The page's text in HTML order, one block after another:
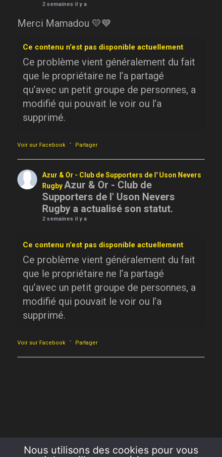
2 semaines il y a
Merci Mamadou 💛💙
Ce contenu n’est pas disponible actuellement
Ce problème vient généralement du fait
que le propriétaire ne l’a partagé
qu’avec un petit groupe de personnes, a
modifié qui pouvait le voir ou l’a
supprimé.
Voir sur Facebook · Partager
Azur & Or - Club de Supporters de l' Uson Nevers
RugbyAzur & Or - Club de
Supporters de l' Uson Nevers
Rugby a actualisé son statut.
2 semaines il y a
Ce contenu n’est pas disponible actuellement
Ce problème vient généralement du fait
que le propriétaire ne l’a partagé
qu’avec un petit groupe de personnes, a
modifié qui pouvait le voir ou l’a
supprimé.
Voir sur Facebook · Partager
Nous utilisons des cookies pour vous